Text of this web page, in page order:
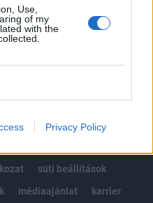
Use,
of my
with the
Privacy Policy
BEJELENTKEZÉS
süti beállítások
médiaajánlat karrier